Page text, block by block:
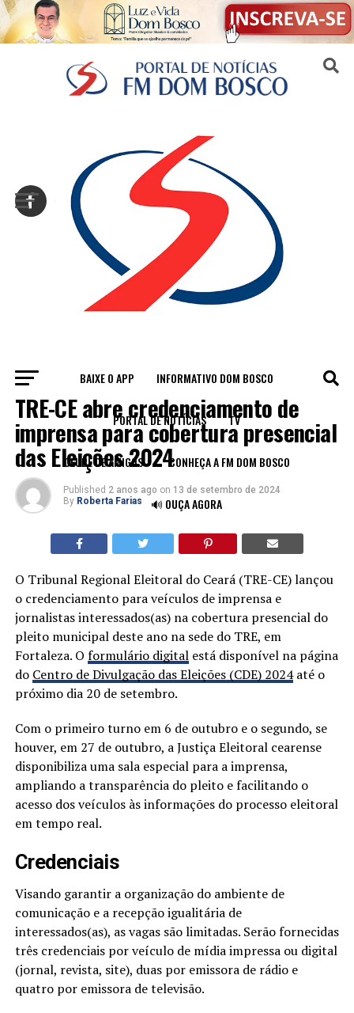
BAIXE O APP INFORMATIVO DOM BOSCO
PORTAL DE NOTÍCIAS TV
CLUBE DE AMIGOS CONHEÇA A FM DOM BOSCO
🔊 OUÇA AGORA
FORTALEZA
TRE-CE abre credenciamento de
imprensa para cobertura presencial
das Eleições 2024
Published 2 anos ago on 13 de setembro de 2024
By Roberta Farias
O Tribunal Regional Eleitoral do Ceará (TRE-CE) lançou
o credenciamento para veículos de imprensa e
jornalistas interessados(as) na cobertura presencial do
pleito municipal deste ano na sede do TRE, em
Fortaleza. O formulário digitalestá disponível na página
do Centro de Divulgação das Eleições (CDE) 2024até o
próximo dia 20 de setembro.
Com o primeiro turno em 6 de outubro e o segundo, se
houver, em 27 de outubro, a Justiça Eleitoral cearense
disponibiliza uma sala especial para a imprensa,
ampliando a transparência do pleito e facilitando o
acesso dos veículos às informações do processo eleitoral
em tempo real.
Credenciais
Visando garantir a organização do ambiente de
comunicação e a recepção igualitária de
interessados(as), as vagas são limitadas. Serão fornecidas
três credenciais por veículo de mídia impressa ou digital
(jornal, revista, site), duas por emissora de rádio e
quatro por emissora de televisão.
Sair da versão mobile